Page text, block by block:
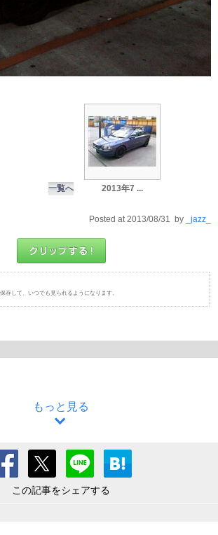
一覧へ 2013年7 ...
Posted at 2013/08/31 by _jazz_
存して、いつでも見られるようになります。
もっと見る
この記事をシェアする